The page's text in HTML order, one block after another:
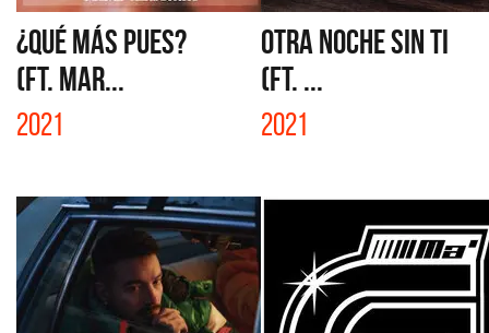
¿QUÉ MÁS PUES?
(FT. MAR...
2021
OTRA NOCHE SIN TI
(FT. ...
2021